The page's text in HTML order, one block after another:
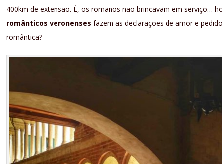
400km de extensão. É, os romanos não brincavam em serviço…
românticos veronenses fazem as declarações de amor e
romântica?